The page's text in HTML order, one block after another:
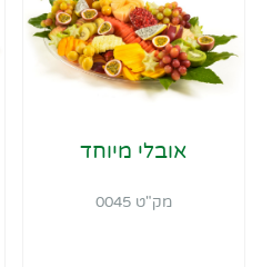
אובלי מיוחד
מק"ט 0045